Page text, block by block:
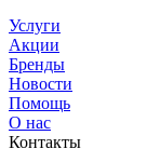
Услуги
Акции
Бренды
Новости
Помощь
О нас
Контакты